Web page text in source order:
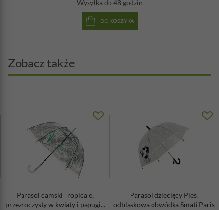
Wysyłka do 48 godzin
DO KOSZYKA
Zobacz także
Parasol damski Tropicale,
przezroczysty w kwiaty i papugi...
Parasol dziecięcy Pies,
odblaskowa obwódka Smati Paris